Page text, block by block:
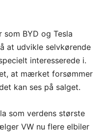
BYD og Tesla
at udvikle selvkørende
interesserede i.
at mærket forsømmer
kan ses på salget.
som verdens største
VW nu flere elbiler